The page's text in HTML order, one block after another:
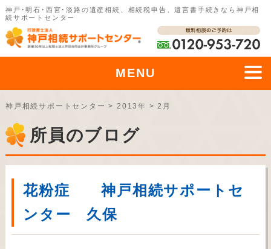
神戸･明石･西宮･淡路の遺産相続、相続税申告、遺言書手続きなら神戸相
続サポートセンター
MENU
神戸相続サポートセンター > 2013年 >2月
所員のブログ
花粉症 神戸相続サポートセ
ンター 久保